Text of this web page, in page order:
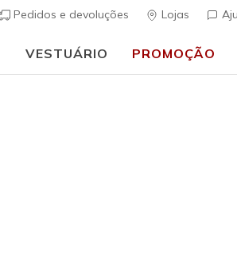
Pedidos e devoluções Lojas
VESTUÁRIO PROMOÇÃO